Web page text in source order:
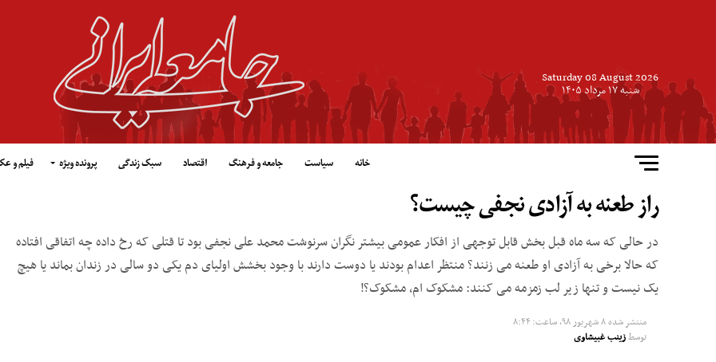
Saturday 08 August 2026
شنبه ۱۷ مرداد ۱۴۰۵
خانه سیاست جامعه و فرهنگ اقتصاد سبک زندگی پرونده ویژه فیلم و
راز طعنه به آزادی نجفی چیست؟
در حالی که سه ماه قبل بخش قابل توجهی از افکار عمومی بیشتر نگران سرنوشت محمد علی نجفی بود تا قتلی که رخ داده چه اتفاقی افتاده
که حالا برخی به آزادی او طعنه می زنند؟ منتظر اعدام بودند یا دوست دارند با وجود بخشش اولیای دم یکی دو سالی در زندان بماند یا هیچ
یک نیست و تنها زیر لب زمزمه می کنند: مشکوک‌ ام، مشکوک؟!
منتشر شده۸ شهریور ۹۸, ساعت: ۸:۴۴
توسطزینب غبیشاوی